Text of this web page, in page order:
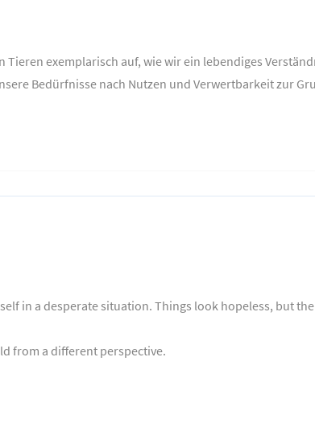
exemplarisch auf, wie wir ein lebendiges
Bedürfnisse nach Nutzen und Verwertbarkeit zur
in a desperate situation. Things look hopeless, but
from a different perspective.